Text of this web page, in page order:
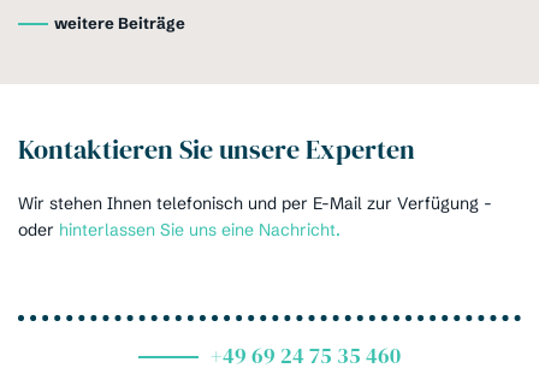
weitere Beiträge
Kontaktieren Sie unsere Experten
Wir stehen Ihnen telefonisch und per E-Mail zur Verfügung -
oder hinterlassen Sie uns eine Nachricht.
+49 69 24 75 35 460